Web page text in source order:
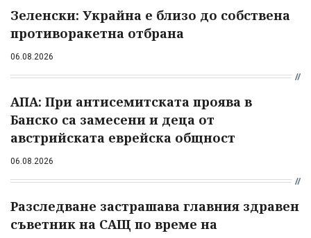
Зеленски: Украйна е близо до собствена
противоракетна отбрана
06.08.2026
АПА: При антисемитската проява в
Банско са замесени и деца от
австрийската еврейска общност
06.08.2026
Разследване застрашава главния здравен
съветник на САЩ по време на